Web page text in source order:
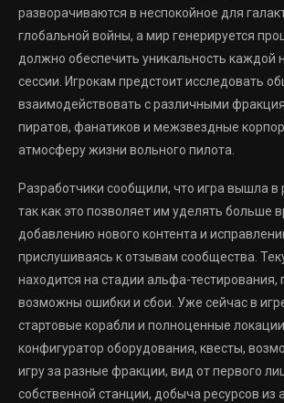
разворачиваются в неспокойное для
глобальной войны, а мир генерируется
должно обеспечить уникальность каждой
сессии. Игрокам предстоит исследовать
взаимодействовать с различными
пиратов, фанатиков и межзвездные
атмосферу жизни вольного пилота.
Разработчики сообщили, что игра вышла в
так как это позволяет им уделять больше
добавлению нового контента и
прислушиваясь к отзывам сообщества.
находится на стадии альфа-тестирования,
возможны ошибки и сбои. Уже сейчас в
стартовые корабли и полноценные
конфигуратор оборудования, квесты,
игру за разные фракции, вид от первого
собственной станции, добыча ресурсов из